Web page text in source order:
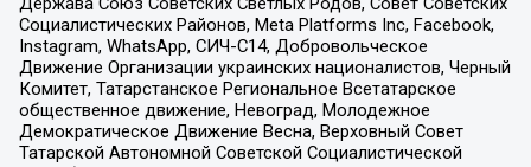
Социалистических Районов, Meta Platforms Inc, Facebook,
Instagram, WhatsApp, СИЧ-С14, Добровольческое
Движение Организации украинских националистов, Черный
Комитет, Татарстанское Региональное Всетатарское
общественное движение, Невоград, Молодежное
Демократическое Движение Весна, Верховный Совет
Татарской Автономной Советской Социалистической